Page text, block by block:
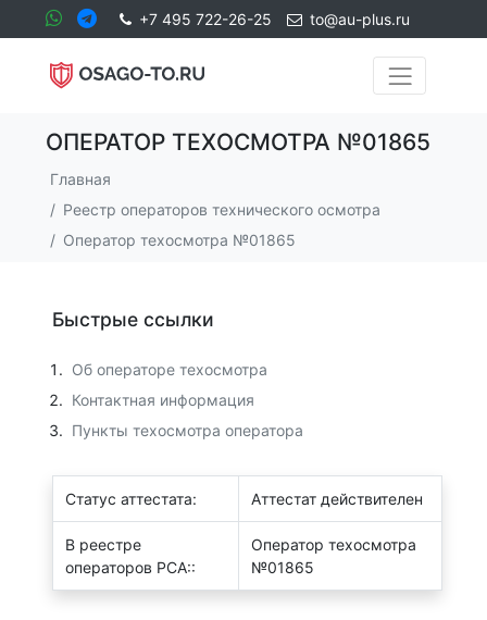
+7 495 722-26-25 to@au-plus.ru
ОПЕРАТОР ТЕХОСМОТРА №01865
Главная
Реестр операторов технического осмотра
Оператор техосмотра №01865
Быстрые ссылки
Об операторе техосмотра
Контактная информация
Пункты техосмотра оператора
Статус аттестата: Аттестат действителен
В реестре
операторов РСА::
Оператор техосмотра
№01865